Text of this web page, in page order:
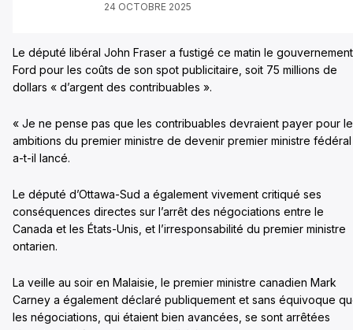
24 OCTOBRE 2025
Le député libéral John Fraser a fustigé ce matin le gouvernement
Ford pour les coûts de son spot publicitaire, soit 75 millions de
dollars « d’argent des contribuables ».
« Je ne pense pas que les contribuables devraient payer pour
ambitions du premier ministre de devenir premier ministre
a-t-il lancé.
Le député d’Ottawa-Sud a également vivement critiqué ses
conséquences directes sur l’arrêt des négociations entre le
Canada et les États-Unis, et l’irresponsabilité du premier ministre
ontarien.
La veille au soir en Malaisie, le premier ministre canadien Mark
Carney a également déclaré publiquement et sans équivoque
les négociations, qui étaient bien avancées, se sont arrêtées